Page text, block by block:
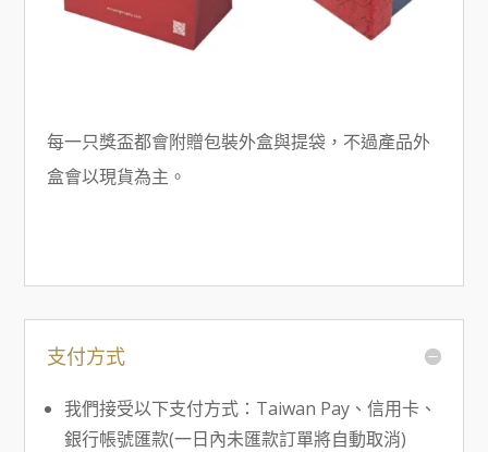
每一只獎盃都會附贈包裝外盒與提袋，不過產品外
盒會以現貨為主。
支付方式
我們接受以下支付方式：Taiwan Pay、信用卡、
銀行帳號匯款(一日內未匯款訂單將自動取消)